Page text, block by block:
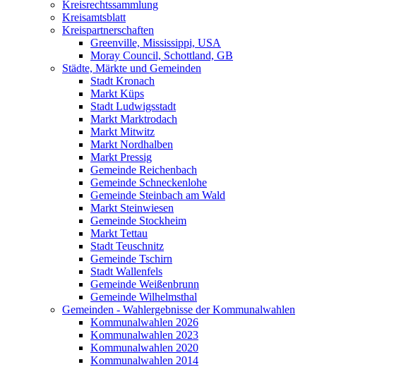
Kreisrechtssammlung
Kreisamtsblatt
Kreispartnerschaften
Greenville, Mississippi, USA
Moray Council, Schottland, GB
Städte, Märkte und Gemeinden
Stadt Kronach
Markt Küps
Stadt Ludwigsstadt
Markt Marktrodach
Markt Mitwitz
Markt Nordhalben
Markt Pressig
Gemeinde Reichenbach
Gemeinde Schneckenlohe
Gemeinde Steinbach am Wald
Markt Steinwiesen
Gemeinde Stockheim
Markt Tettau
Stadt Teuschnitz
Gemeinde Tschirn
Stadt Wallenfels
Gemeinde Weißenbrunn
Gemeinde Wilhelmsthal
Gemeinden - Wahlergebnisse der Kommunalwahlen
Kommunalwahlen 2026
Kommunalwahlen 2023
Kommunalwahlen 2020
Kommunalwahlen 2014